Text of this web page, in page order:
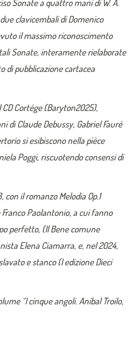
Sonate a quattro manidi W. A.
clavicembalidi Domenico
il massimo riconoscimento
Sonate, interamente rielaborate
di pubblicazione cartacea
CDCortége (Baryton2025),
di ClaudeDebussy, GabrielFauré
si esibiscononella pièce
Poggi, riscuotendo consensi di
con il romanzoMelodia Op.1
Paolantonio,a cui fanno
perfetto, (Il Bene comune
Elena Ciamarra, e, nel 2024,
e stanco(I edizioneDieci
“I cinque angoli. AníbalTroilo,